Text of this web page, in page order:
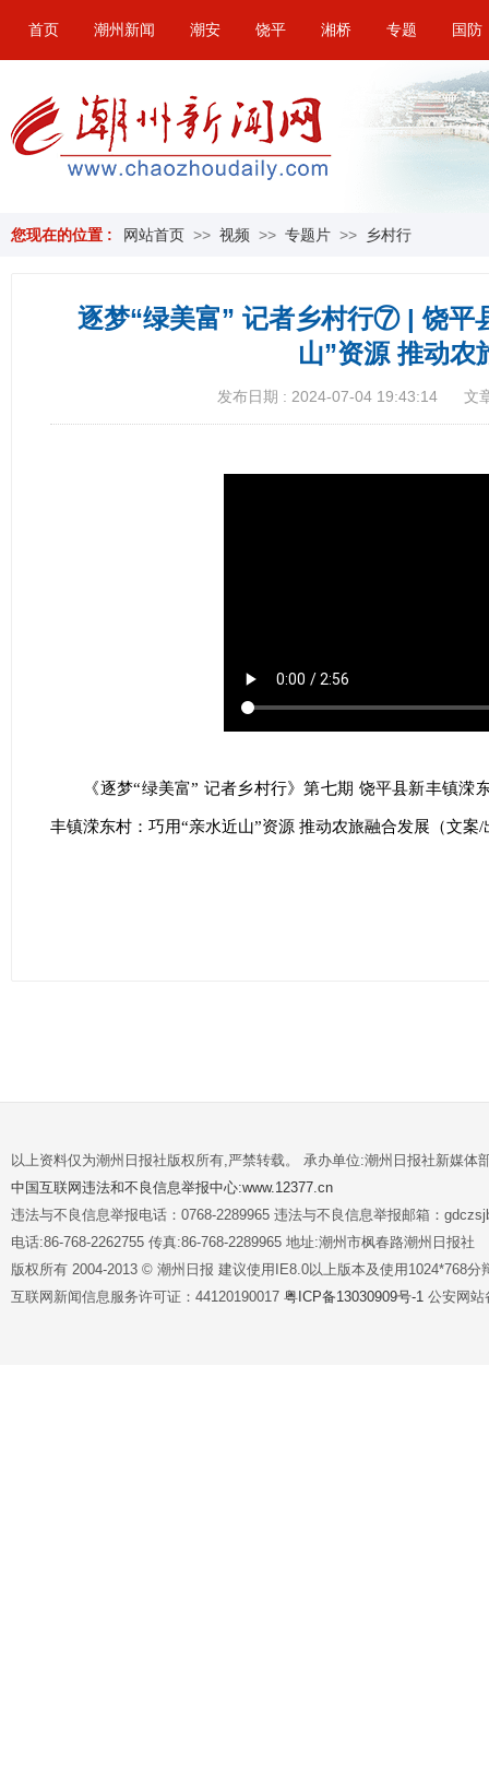
首页 潮州新闻 潮安 饶平 湘桥 专题 国防
您现在的位置 : 网站首页 >> 视频 >> 专题片 >> 乡村行
逐梦“绿美富” 记者乡村行⑦ | 饶平
山”资源 推动农
发布日期 : 2024-07-04 19:43:14 文
《逐梦“绿美富” 记者乡村行》第七期 饶平县新丰镇
丰镇溁东村：巧用“亲水近山”资源 推动农旅融合发展（文
以上资料仅为潮州日报社版权所有,严禁转载。 承办单位:潮州日报社新媒体
中国互联网违法和不良信息举报中心:www.12377.cn
违法与不良信息举报电话：0768-2289965 违法与不良信息举报邮箱：
电话:86-768-2262755 传真:86-768-2289965 地址:潮州市枫春路潮州日报社
版权所有 2004-2013 © 潮州日报 建议使用IE8.0以上版本及使用1024*768分
互联网新闻信息服务许可证：44120190017 粤ICP备13030909号-1 公安网站